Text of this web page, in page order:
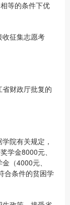
等的条件下优
征集志愿考
财政厅批复的
院有关规定，
学金8000元、
（4000元、
合条件的贫困学